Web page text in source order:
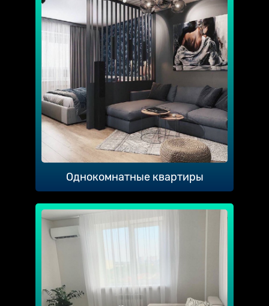
Однокомнатные квартиры